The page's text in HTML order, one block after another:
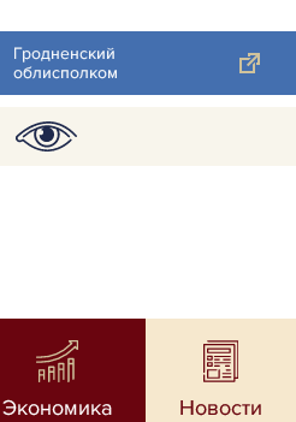
Гродненский
облисполком
Экономика Новости